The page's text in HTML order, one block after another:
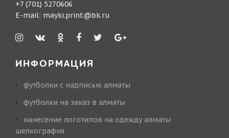
+7 (701) 5270606
E-mail: mayki.print@bk.ru
ИНФОРМАЦИЯ
футболки с надписью алматы
футболки на заказ в алматы
нанесение логотипов на одежду алматы
шелкография